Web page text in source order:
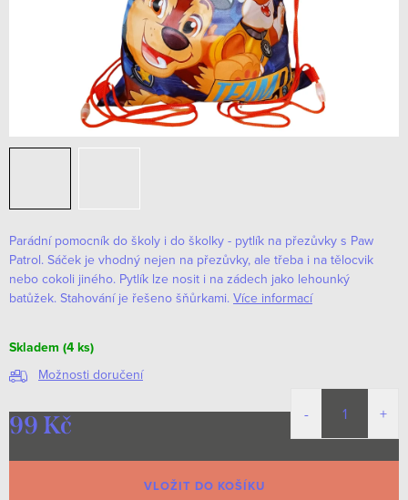
Parádní pomocník do školy i do školky - pytlík na přezůvky s Paw
Patrol. Sáček je vhodný nejen na přezůvky, ale třeba i na tělocvik
nebo cokoli jiného. Pytlík lze nosit i na zádech jako lehounký
batůžek. Stahování je řešeno šňůrkami. Více informací
Skladem (4 ks)
Možnosti doručení
99 Kč
cena:
VLOŽIT DO KOŠÍKU